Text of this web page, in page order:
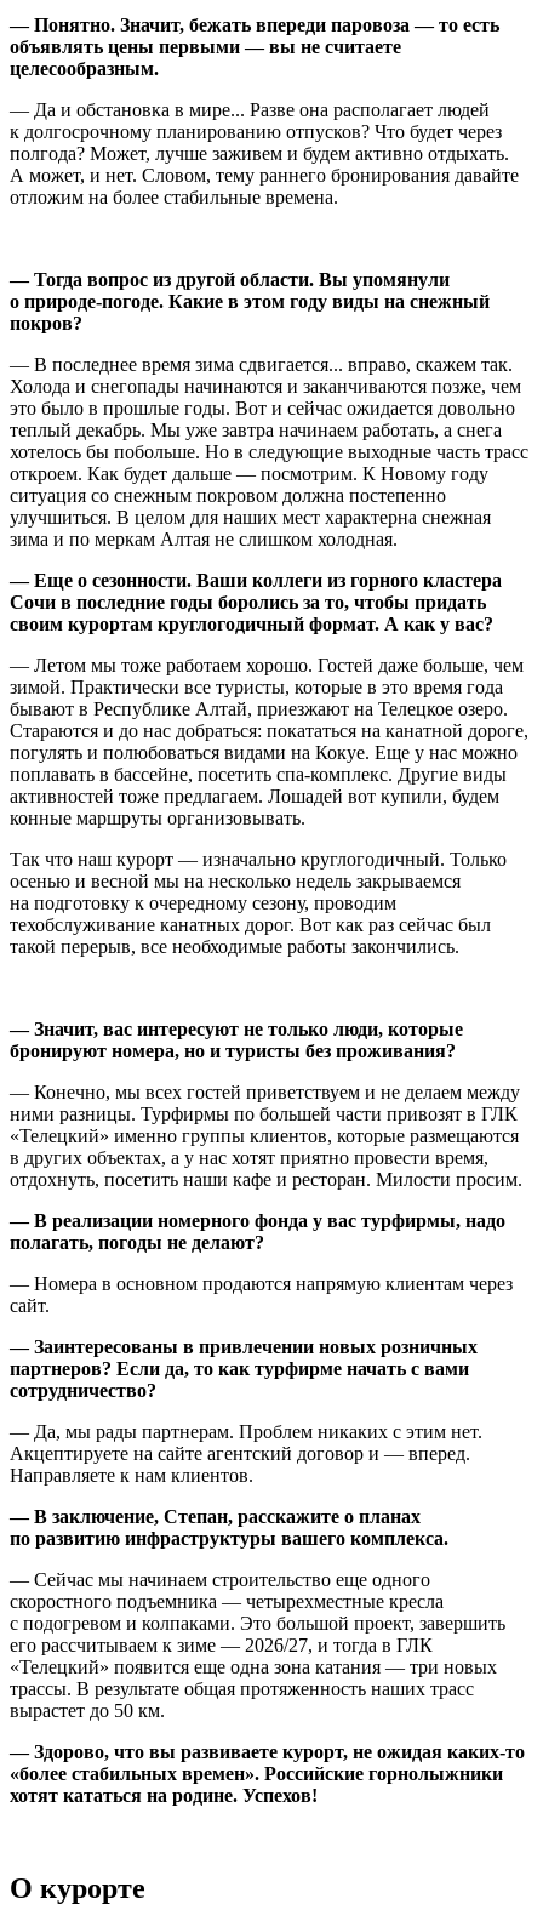
— Понятно. Значит, бежать впереди паровоза — то есть
объявлять цены первыми — вы не считаете
целесообразным.
— Да и обстановка в мире... Разве она располагает людей
к долгосрочному планированию отпусков? Что будет через
полгода? Может, лучше заживем и будем активно отдыхать.
А может, и нет. Словом, тему раннего бронирования давайте
отложим на более стабильные времена.
— Тогда вопрос из другой области. Вы упомянули
о природе-погоде. Какие в этом году виды на снежный
покров?
— В последнее время зима сдвигается... вправо, скажем так.
Холода и снегопады начинаются и заканчиваются позже, чем
это было в прошлые годы. Вот и сейчас ожидается довольно
теплый декабрь. Мы уже завтра начинаем работать, а снега
хотелось бы побольше. Но в следующие выходные часть трасс
откроем. Как будет дальше — посмотрим. К Новому году
ситуация со снежным покровом должна постепенно
улучшиться. В целом для наших мест характерна снежная
зима и по меркам Алтая не слишком холодная.
— Еще о сезонности. Ваши коллеги из горного кластера
Сочи в последние годы боролись за то, чтобы придать
своим курортам круглогодичный формат. А как у вас?
— Летом мы тоже работаем хорошо. Гостей даже больше, чем
зимой. Практически все туристы, которые в это время года
бывают в Республике Алтай, приезжают на Телецкое озеро.
Стараются и до нас добраться: покататься на канатной дороге,
погулять и полюбоваться видами на Кокуе. Еще у нас можно
поплавать в бассейне, посетить спа-комплекс. Другие виды
активностей тоже предлагаем. Лошадей вот купили, будем
конные маршруты организовывать.
Так что наш курорт — изначально круглогодичный. Только
осенью и весной мы на несколько недель закрываемся
на подготовку к очередному сезону, проводим
техобслуживание канатных дорог. Вот как раз сейчас был
такой перерыв, все необходимые работы закончились.
— Значит, вас интересуют не только люди, которые
бронируют номера, но и туристы без проживания?
— Конечно, мы всех гостей приветствуем и не делаем между
ними разницы. Турфирмы по большей части привозят в ГЛК
«Телецкий» именно группы клиентов, которые размещаются
в других объектах, а у нас хотят приятно провести время,
отдохнуть, посетить наши кафе и ресторан. Милости просим.
— В реализации номерного фонда у вас турфирмы, надо
полагать, погоды не делают?
— Номера в основном продаются напрямую клиентам через
сайт.
— Заинтересованы в привлечении новых розничных
партнеров? Если да, то как турфирме начать с вами
сотрудничество?
— Да, мы рады партнерам. Проблем никаких с этим нет.
Акцептируете на сайте агентский договор и — вперед.
Направляете к нам клиентов.
— В заключение, Степан, расскажите о планах
по развитию инфраструктуры вашего комплекса.
— Сейчас мы начинаем строительство еще одного
скоростного подъемника — четырехместные кресла
с подогревом и колпаками. Это большой проект, завершить
его рассчитываем к зиме — 2026/27, и тогда в ГЛК
«Телецкий» появится еще одна зона катания — три новых
трассы. В результате общая протяженность наших трасс
вырастет до 50 км.
— Здорово, что вы развиваете курорт, не ожидая каких-то
«более стабильных времен». Российские горнолыжники
хотят кататься на родине. Успехов!
О курорте